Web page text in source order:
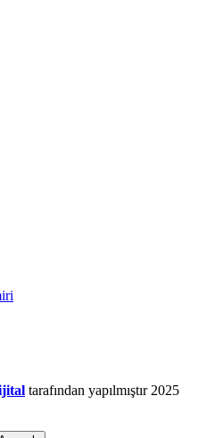
tarafından yapılmıştır 2025